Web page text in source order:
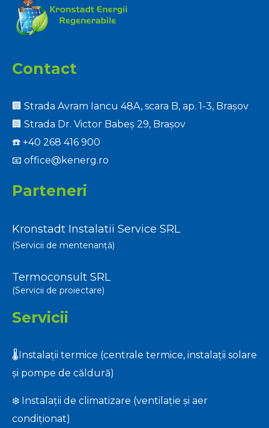
Contact
🏢 Strada Avram Iancu 48A, scara B, ap. 1-3, Brașov
🏢 Strada Dr. Victor Babeș 29, Brașov
☎️ +40 268 416 900
📧 office@kenerg.ro
Parteneri
Kronstadt Instalatii Service SRL
(Servicii de mentenanță)
Termoconsult SRL
(Servicii de proiectare)
Servicii
🌡️Instalații termice (centrale termice, instalații solare
și pompe de căldură)
❄️ Instalații de climatizare (ventilație și aer
condiționat)